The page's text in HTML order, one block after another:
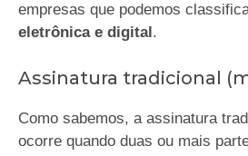
empresas que podemos
eletrônica e digital .
Assinatura tradicional
Como sabemos, a assinatura
ocorre quando duas ou mais